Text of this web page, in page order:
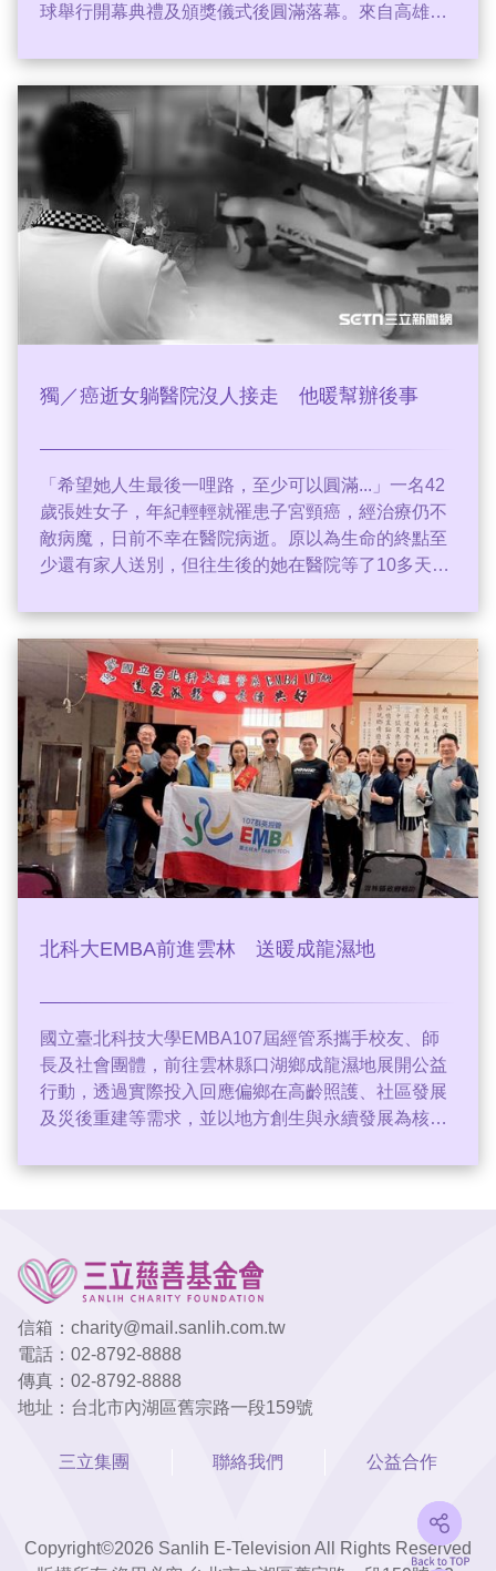
球舉行開幕典禮及頒獎儀式後圓滿落幕。來自高雄各
技中成長、在交流中學習，最後由金潭在冠亞軍決賽
中以3:1力克屏山封王，將冠軍錦旗帶回球隊保管一
年，屏山屈居亞軍，季軍忠孝國小，殿軍鼓岩國小，
其餘四隊並列第五名。
獨／癌逝女躺醫院沒人接走 他暖幫辦後事
「希望她人生最後一哩路，至少可以圓滿...」一名42
歲張姓女子，年紀輕輕就罹患子宮頸癌，經治療仍不
敵病魔，日前不幸在醫院病逝。原以為生命的終點至
少還有家人送別，但往生後的她在醫院等了10多天，
找親屬，多年未聯絡的堂哥得知消息後四處奔走求
援，最後在十方功德行善團與創辦人陳永聰的協助
下，順利完成後事，也讓她得以有尊嚴地向人生告
別。
北科大EMBA前進雲林 送暖成龍濕地
國立臺北科技大學EMBA107屆經管系攜手校友、師
長及社會團體，前往雲林縣口湖鄉成龍濕地展開公益
行動，透過實際投入回應偏鄉在高齡照護、社區發展
及災後重建等需求，並以地方創生與永續發展為核心
信箱： charity@mail.sanlih.com.tw
電話： 02-8792-8888
傳真： 02-8792-8888
地址：台北市內湖區舊宗路一段159號
三立集團 聯絡我們 公益合作
Copyright©2026 Sanlih E-Television All Rights Reserved